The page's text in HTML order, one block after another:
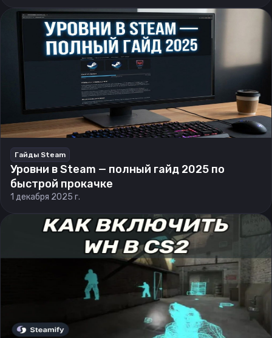
Гайды Steam
Уровни в Steam — полный гайд 2025 по
быстрой прокачке
1 декабря 2025 г.